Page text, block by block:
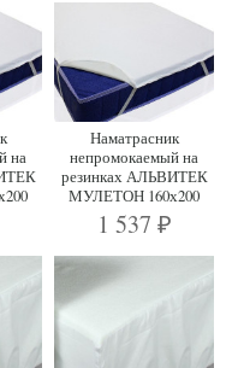
на
Наматрасник
непромокаемый на
резинках АЛЬВИТЕК
МУЛЕТОН 160х200
1 537 ₽